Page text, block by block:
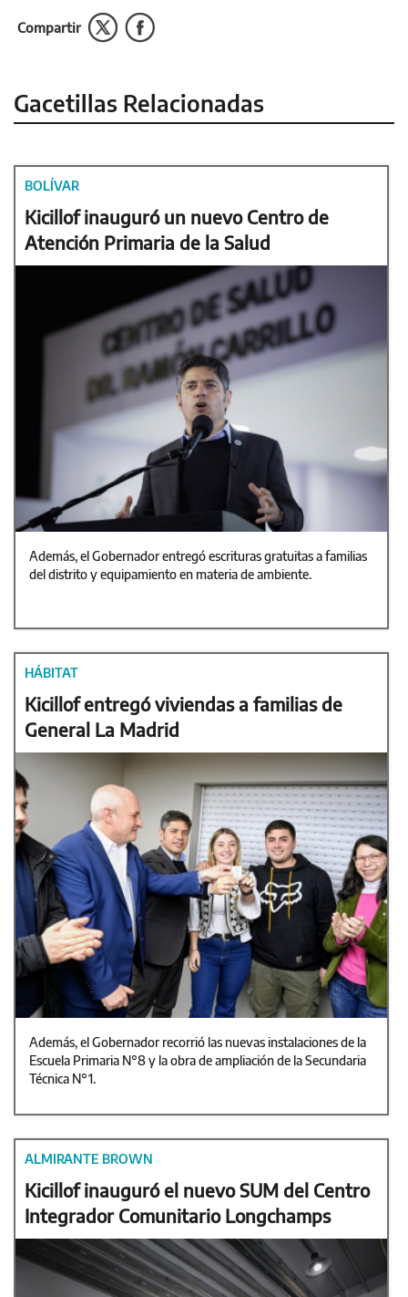
Compartir
Gacetillas Relacionadas
BOLÍVAR
Kicillof inauguró un nuevo Centro de
Atención Primaria de la Salud
Además, el Gobernador entregó escrituras gratuitas a familias
del distrito y equipamiento en materia de ambiente.
HÁBITAT
Kicillof entregó viviendas a familias de
General La Madrid
Además, el Gobernador recorrió las nuevas instalaciones de la
Escuela Primaria N°8 y la obra de ampliación de la Secundaria
Técnica N°1.
ALMIRANTE BROWN
Kicillof inauguró el nuevo SUM del Centro
Integrador Comunitario Longchamps